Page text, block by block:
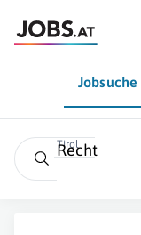
Jobsuche
Tirol
Recht